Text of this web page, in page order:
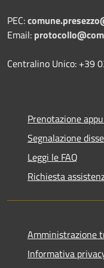
PEC:
Email:
Centralino Unico: +39
Prenotazione
Segnalazione
Leggi le FAQ
Richiesta
Amministrazione
Informativa